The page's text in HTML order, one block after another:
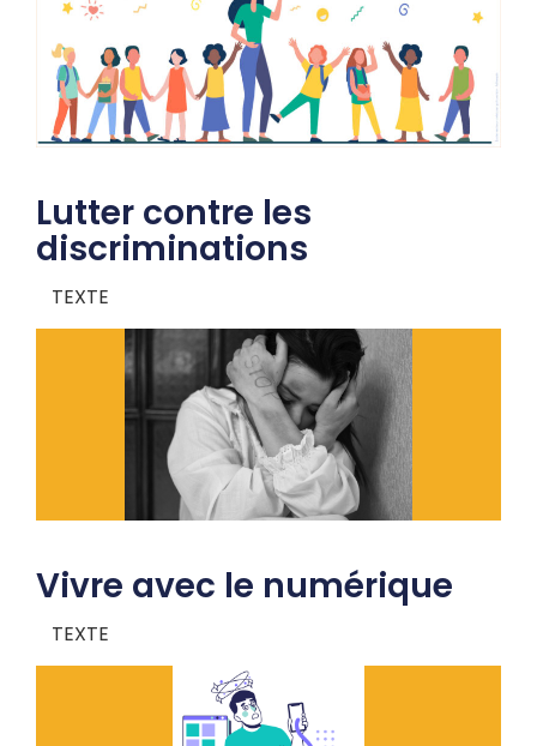
Lutter contre les
discriminations
TEXTE
Vivre avec le numérique
TEXTE